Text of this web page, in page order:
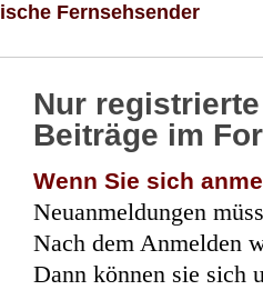
Fernsehsender
Nur
Beiträge im
Wenn Sie sich
Neuanmeldungen
Nach dem Anmelden
Dann können sie sich